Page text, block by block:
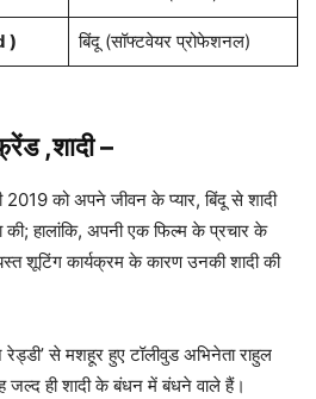
) बिंदू (सॉफ्टवेयर प्रोफेशनल)
,शादी–
को अपने जीवन के प्यार, बिंदू से शादी
की; हालांकि, अपनी एक फिल्म के प्रचार के
शूटिंग कार्यक्रम के कारण उनकी शादी की
से मशहूर हुए टॉलीवुड अभिनेता राहुल
जल्द ही शादी के बंधन में बंधने वाले हैं।